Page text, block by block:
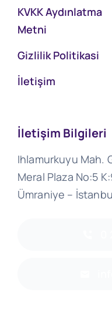
KVKK Aydınlatma
Metni
Gizlilik Politikasi
İletişim
İletişim Bilgileri
Ihlamurkuyu Mah.
Meral Plaza No:5
Ümraniye –